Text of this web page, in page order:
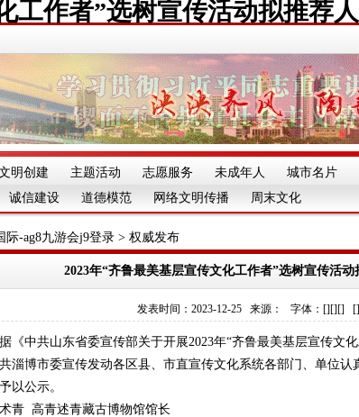
工作者”选树宣传活动拟推荐
明创建 主题活动 志愿服务 未成年人 城市名片
诚信建设 道德模范 网络文明传播 周末文化
际-ag8九游会j9登录 > 权威发布
2023年“齐鲁最美基层宣传文化工作者”选树宣传活
发表时间：2023-12-25 来源： 字体：[][][]
中共山东省委宣传部关于开展2023年“齐鲁最美基层宣传文化
淄博市委宣传发动各区县、市直宣传文化系统各部门、单位认
以公示。
高青述青藏古博物馆馆长